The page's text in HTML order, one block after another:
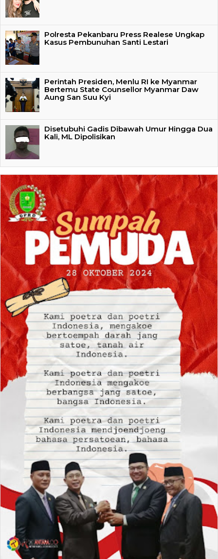
Polresta Pekanbaru Press Realese Ungkap
Kasus Pembunuhan Santi Lestari
Perintah Presiden, Menlu RI ke Myanmar
Bertemu State Counsellor Myanmar Daw
Aung San Suu Kyi
Disetubuhi Gadis Dibawah Umur Hingga Dua
Kali, ML Dipolisikan